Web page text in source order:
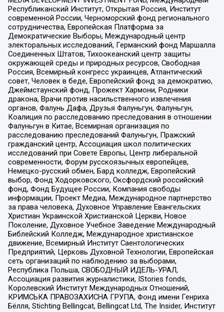
Республиканский Институт, Открытая Россия, Институт
современной России, Черноморский фонд регионального
сотрудничества, Европейская Платформа за
Демократические Выборы, Международный центр
электоральных исследований, Германский фонд Маршалла
Соединенных Штатов, Тихоокеанский центр защиты
окружающей среды и природных ресурсов, Свободная
Россия, Всемирный конгресс украинцев, Атлантический
совет, Человек в беде, Европейский фонд за демократию,
Джеймстаунский фонд, Прожект Хармони, Родники
дракона, Врачи против насильственного извлечения
органов, Фалунь Дафа, Друзья Фалуньгун, Фалуньгун,
Коалиция по расследованию преследования в отношении
Фалуньгун в Китае, Всемирная организация по
расследованию преследований Фалуньгун, Пражский
гражданский центр, Ассоциация школ политических
исследований при Совете Европы, Центр либеральной
современности, Форум русскоязычных европейцев,
Немецко-русский обмен, Бард колледж, Европейский
выбор, Фонд Ходорковского, Оксфордский российский
фонд, Фонд Будущее России, Компания свободы
информации, Проект Медиа, Международное партнерство
за права человека, Духовное Управление Евангельских
Христиан Украинской Христианской Церкви, Новое
Поколение, Духовное Учебное Заведение Международный
Библейский Колледж, Международное христианское
движение, Всемирный Институт Саентологических
Предприятий, Церковь Духовной Технологии, Европейская
сеть организаций по наблюдению за выборами,
Республика Польша, СВОБОДНЫЙ ИДЕЛЬ-УРАЛ,
Ассоциация развития журналистики, IStories fonds,
Королевский Институт Международных Отношений,
КРИМСЬКА ПРАВОЗАХИСНА ГРУПА, Фонд имени Генриха
Бёлля, Stichting Bellingcat, Bellingcat Ltd, The Insider, Институт